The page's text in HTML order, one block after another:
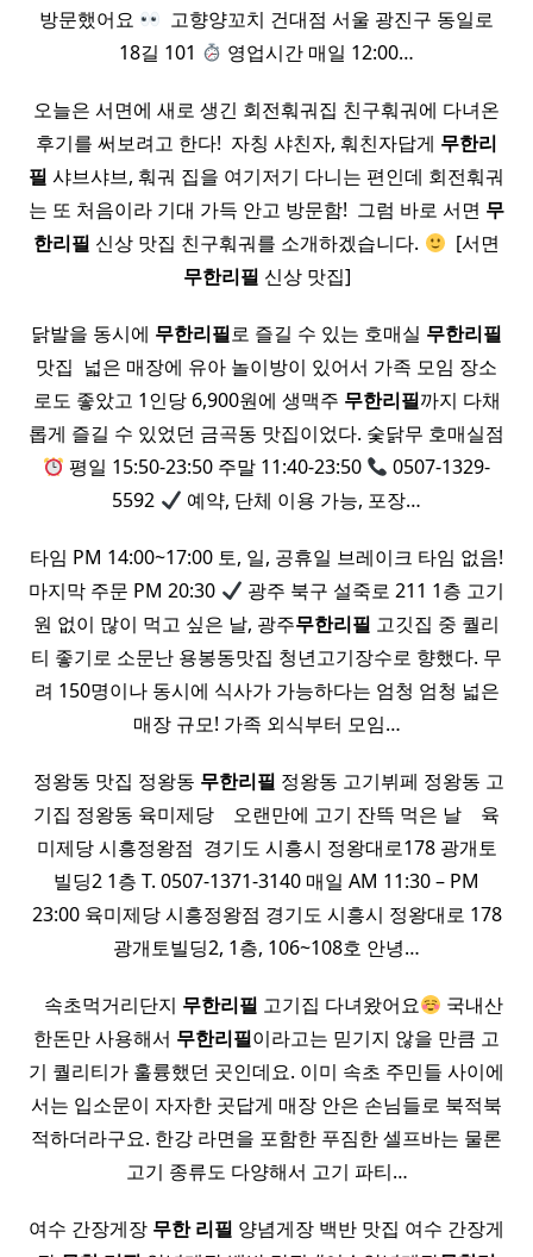
방문했어요
​ 고향양꼬치 건대점 서울 광진구 동일로
18길 101
영업시간 매일 12:00…
오늘은 서면에 새로 생긴 회전훠궈집 친구훠궈에 다녀온
후기를 써보려고 한다! ​ 자칭 샤친자, 훠친자답게 무한리
필 샤브샤브, 훠궈 집을 여기저기 다니는 편인데 회전훠궈
는 또 처음이라 기대 가득 안고 방문함! ​ 그럼 바로 서면 무
한리필 신상 맛집 친구훠궈를 소개하겠습니다.
​ [서면
무한리필 신상 맛집]
닭발을 동시에 무한리필로 즐길 수 있는 호매실 무한리필
맛집 ​ 넓은 매장에 유아 놀이방이 있어서 가족 모임 장소
로도 좋았고 1인당 6,900원에 생맥주 무한리필까지 다채
롭게 즐길 수 있었던 금곡동 맛집이었다. 숯닭무 호매실점
평일 15:50-23:50 주말 11:40-23:50
0507-1329-
5592
예약, 단체 이용 가능, 포장…
타임 PM 14:00~17:00 토, 일, 공휴일 브레이크 타임 없음!
마지막 주문 PM 20:30
광주 북구 설죽로 211 1층 고기
원 없이 많이 먹고 싶은 날, 광주무한리필 고깃집 중 퀄리
티 좋기로 소문난 용봉동맛집 청년고기장수로 향했다. 무
려 150명이나 동시에 식사가 가능하다는 엄청 엄청 넓은
매장 규모! 가족 외식부터 모임…
​ 정왕동 맛집 정왕동 무한리필 정왕동 고기뷔페 정왕동 고
기집 정왕동 육미제당 ​ ​ ​ 오랜만에 고기 잔뜩 먹은 날 ​ ​ ​ 육
미제당 시흥정왕점 ​ 경기도 시흥시 정왕대로178 광개토
빌딩2 1층 T. 0507-1371-3140 매일 AM 11:30 – PM
23:00 육미제당 시흥정왕점 경기도 시흥시 정왕대로 178
광개토빌딩2, 1층, 106~108호 안녕…
​ ​ ​ 속초먹거리단지 무한리필 고기집 다녀왔어요
국내산
한돈만 사용해서 무한리필이라고는 믿기지 않을 만큼 고
기 퀄리티가 훌륭했던 곳인데요. 이미 속초 주민들 사이에
서는 입소문이 자자한 곳답게 매장 안은 손님들로 북적북
적하더라구요. 한강 라면을 포함한 푸짐한 셀프바는 물론
고기 종류도 다양해서 고기 파티…
여수 간장게장 무한 리필 양념게장 백반 맛집 여수 간장게